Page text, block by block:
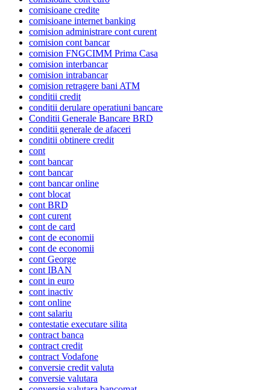
comisioane credite
comisioane internet banking
comision administrare cont curent
comision cont bancar
comision FNGCIMM Prima Casa
comision interbancar
comision intrabancar
comision retragere bani ATM
conditii credit
conditii derulare operatiuni bancare
Conditii Generale Bancare BRD
conditii generale de afaceri
conditii obtinere credit
cont
cont bancar
cont bancar
cont bancar online
cont blocat
cont BRD
cont curent
cont de card
cont de economii
cont de economii
cont George
cont IBAN
cont in euro
cont inactiv
cont online
cont salariu
contestatie executare silita
contract banca
contract credit
contract Vodafone
conversie credit valuta
conversie valutara